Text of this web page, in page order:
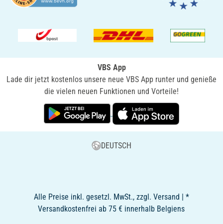
VBS App
Lade dir jetzt kostenlos unsere neue VBS App runter und genieße
die vielen neuen Funktionen und Vorteile!
DEUTSCH
Alle Preise inkl. gesetzl. MwSt., zzgl. Versand | *
Versandkostenfrei ab 75 € innerhalb Belgiens